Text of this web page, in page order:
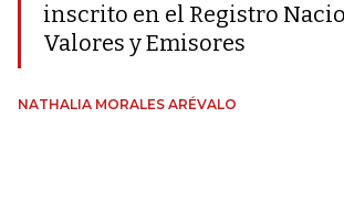
inscrito en el Registro
Valores y Emisores
NATHALIA MORALES ARÉVALO